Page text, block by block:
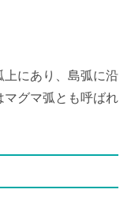
上にあり、島弧に沿
マグマ弧とも呼ばれ